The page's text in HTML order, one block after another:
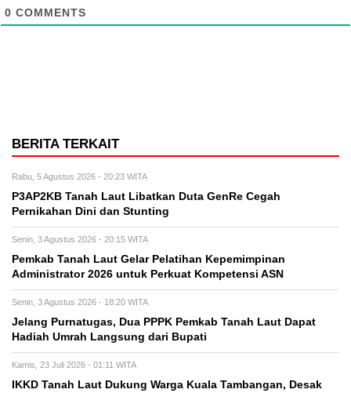
0 COMMENTS
BERITA TERKAIT
Rabu, 5 Agustus 2026 - 20:23 WITA
P3AP2KB Tanah Laut Libatkan Duta GenRe Cegah
Pernikahan Dini dan Stunting
Senin, 3 Agustus 2026 - 20:15 WITA
Pemkab Tanah Laut Gelar Pelatihan Kepemimpinan
Administrator 2026 untuk Perkuat Kompetensi ASN
Senin, 3 Agustus 2026 - 18:20 WITA
Jelang Purnatugas, Dua PPPK Pemkab Tanah Laut Dapat
Hadiah Umrah Langsung dari Bupati
Kamis, 23 Juli 2026 - 01:11 WITA
IKKD Tanah Laut Dukung Warga Kuala Tambangan, Desak